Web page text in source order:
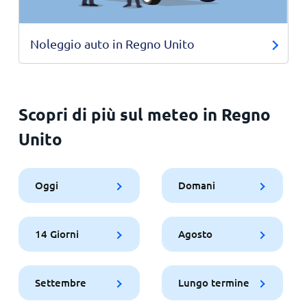
Noleggio auto in Regno Unito
Scopri di più sul meteo in Regno
Unito
Oggi Domani
14 Giorni Agosto
Settembre Lungo termine